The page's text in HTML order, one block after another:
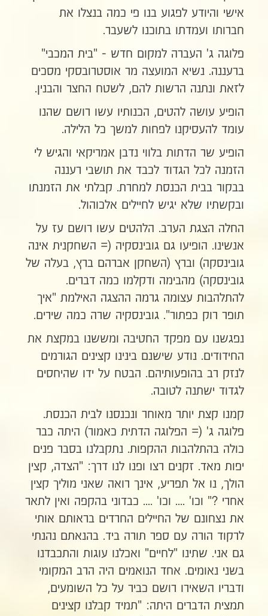
אישי והיודע לפגוע בנו פי כמה בנצלו את
חברותו ועמדתו בתוכנו לשעבר.
פלוגה ג' העברה למקום חדש - "בית המכבי"
ברעננה. נשיא המועצה מר אוסטרובסקי מסכים
לזאת ונתנה הרשות להם, לשטח החצר והבנין.
הופיע עושה להטים, הכנותיו עשו רושם שהנו
עומד להעסיקנו לפחות למשך כל הלילה.
הופיע שר הדתות בלווי נדבן אמריקאי והגיש לי
הזמנה לכל הגדוד לכבד את תושבי רעננה
בבקור בבית הכנסת למחרת. קבלתי את הזמנתו
ובקשתיו שלא יגיש לחיילים אלכוהול.
החלה הצגת הערב. הלהטים עשו רושם עז על
אנשינו. הופיעו גם גובינסקיה (= השחקנית אינה
גובינסקה) וברץ (השחקן אברהם ברץ, בעלה של
גובינסקה) מהבימה ודקלמו כמה דברים.
להתלהבות עצומה גרמה ההצגה האילמת "איך
תופר רוק כפתור". גובינסקיה שרה כמה שירים.
נפגשנו עם מפקד החטיבה ומששנו במקצת את
החידודים. נודע שישנם בינינו קצינים הגורמים
לנזק רב בהופעותיהם. הבטח על ידו שהיחסים
לגדוד ישתנה לטובה.
קמנו קצת יותר מאוחר ונכנסנו לבית הכנסת.
פלוגה ג' (= הפלוגה הדתית כאמור) היתה כבר
כולה בהתלהבות ההקפות. נתקבלנו בסבר פנים
יפות מאד. זקנים רצו ופנו לנו דרך: "הצדה, קצין
הולך, נו אל תפריע, אינך רואה שאני מוליך קצין
אחרי ?" וכו' .... וכו' .... כבדוני בהקפה ואין לתאר
את נצחונם של החיילים החרדים בראותם אותי
לרקוד הורה עם ספר תורה ביד. בהנאתם נהנתי
גם אני. שתינו "לחיים" ואכלנו עוגות והתכבדנו
בשני נאומים. אחד הנואמים היה הרב המקומי
ודבריו השאירו רושם כביר על כל השומעים,
תמצית הדברים היתה: "תמיד קבלנו קצינים